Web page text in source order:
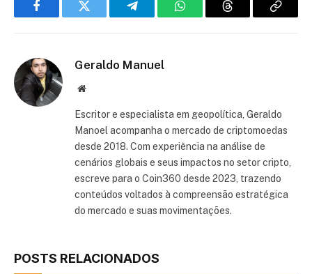
FacebookTwitter TelegramWhatsAppThreads Copiar
Geraldo Manuel
Site
Escritor e especialista em geopolítica, Geraldo
Manoel acompanha o mercado de criptomoedas
desde 2018. Com experiência na análise de
cenários globais e seus impactos no setor cripto,
escreve para o Coin360 desde 2023, trazendo
conteúdos voltados à compreensão estratégica
do mercado e suas movimentações.
POSTS RELACIONADOS